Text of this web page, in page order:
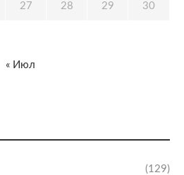
(129)
27 28 29 30
« Июл